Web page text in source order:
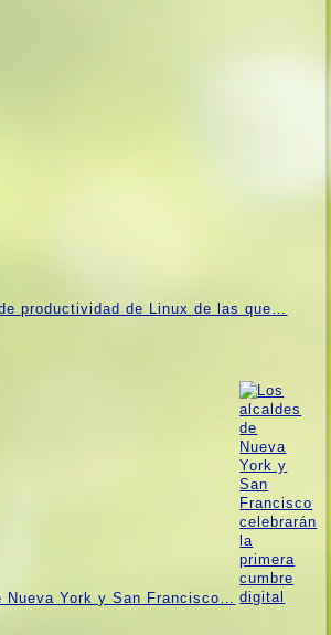
productividad de Linux de las que…
Nueva York y San Francisco…